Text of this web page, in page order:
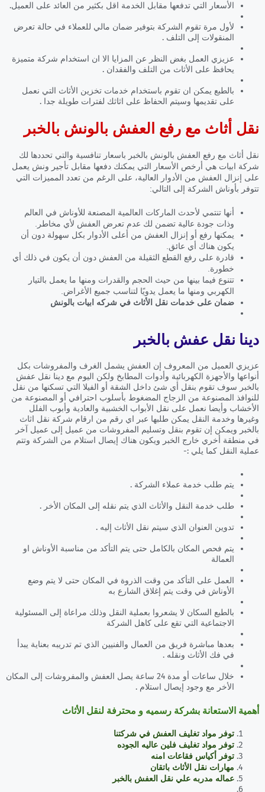
الأسعار التي تدفعها مقابل الخدمة اقل بكثير من العائد على العميل.
لأول مرة تقوم الشركة بتوفير ضمان مالي للعملاء في حالة تعرض
المنقولات إلى التلف .
عزيزي العمل بغض النظر عن المزايا الا ان استخدام شركة متميزة
يحافظ على الأثاث من التلف والفقدان .
بالطبع يمكن ان تقوم باستخدام خدمات تخزين الأثاث التي نعمل
على تقديمها وسيتم الحفاظ على اثاثك لفترات طويلة جدا .
نقل أثاث مع رفع العفش بالونش بالخبر
نقل أثاث مع رفع العفش بالونش بالخبر باسعار تنافسية والتي تحددها لك
شركة ابيات هي أرخص الأسعار التي يمكنك دفعها مقابل تأجير ونش يعمل
على إنزال العفش من الأدوار العالية، على الرغم من تعدد المميزات التي
تتوفر بأوناش الشركة إلى التالي:
أنها تنتمي لأحدث الماركات العالمية المصنعة للأوناش في العالم
وذات جودة عالية تضمن لك عدم تعرض العفش لأي مخاطر.
يمكنها رفع أو إنزال العفش من أعلى الأدوار بكل سهولة دون أن
يكون هناك أي عائق.
قادرة على رفع القطع الثقيلة من العفش دون أن يكون في ذلك أي
خطورة.
تتنوع فيما بينها من حيث الحجم والقدرات ومنها ما يعمل بالتيار
الكهربي ومنها ما يعمل يدويًا لتناسب جميع الأغراض.
ضمان على خدمات نقل الأثاث في شركه ابيات بالونش
دينا نقل عفش بالخبر
عزيزي العميل من المعروف إن العفش يشمل الغرف والمفروشات بكل
أنواعها والأجهزة الكهربائية وأدوات المطابخ ولكن اليوم مع دينا نقل عفش
بالخبر سوف تقوم بنقل أي شئ داخل الشقة أو الفيلا التي تسكنها من نقل
للنوافذ المصنوعة من الزجاج المضغوط بأسلوب احترافي أو المصنوعة من
الأخشاب وأيضا نعمل على نقل الأبواب الخشبية والعادية وأبوب الفلل
وغيرها وخدمة النقل يمكن طلبها عبر اي رقم من ارقام شركة نقل اثاث
بالخبر ويمكن إن تقوم بنقل وتسليم المفروشات من عميل إلى عميل آخر
في منطقة أخري خارج الخبر ويكون هناك إيصال استلام من الشركة وتتم
عملية النقل كما يلي :-
يتم طلب خدمة عملاء الشركة .
طلب خدمة النقل والأثاث الذي يتم نقله إلى المكان الأخر .
تدوين العنوان الذي سيتم نقل الأثاث إليه .
يتم فحص المكان بالكامل حتى يتم التأكد من مناسبة الأوناش او
العمالة
العمل على التأكد من وقت الذروة في المكان حتى لا يتم وضع
الأوناش في وقت يتم إغلاق الشارع به
بالطبع السكان لا يشعروا بعملية النقل وذلك مراعاة إلى المسئولية
الاجتماعية التي تقع على كاهل الشركة
بعدها مباشرة فريق من العمال والفنيين الذي تم تدريبه بعناية يبدأ
في فك الأثاث ونقله .
خلال ساعات أو مدة 24 ساعة يصل العفش والمفروشات إلى المكان
الأخر مع وجود إيصال استلام .
أهمية الاستعانة بشركة رسميه و محترفة لنقل الأثاث
توفر مواد تغليف العفش في شركتنا
توفر مواد تغليف فلين عاليه الجوده
توفر أكياس فقاعات امنه
مهارات نقل الأثاث باتقان
عماله مدربه علي نقل العفش بالخبر